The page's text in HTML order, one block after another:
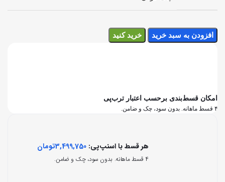
افزودن به سبد خرید خرید کنید
امکان قسط‌بندی برحسب اعتبار ترب‌پی
۴ قسط ماهانه. بدون سود، چک و ضامن.
هر قسط با اسنپ‌پی: 3,499,750تومان
۴ قسط ماهانه. بدون سود، چک و ضامن.